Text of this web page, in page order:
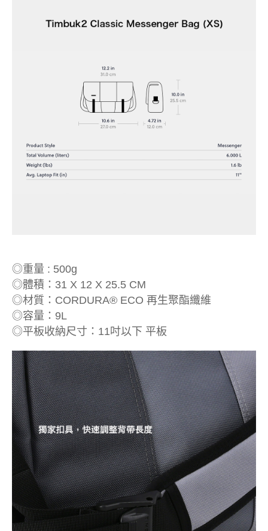
◎重量 : 500g
◎體積：31 X 12 X 25.5 CM
◎材質：CORDURA® ECO 再生聚酯纖維
◎容量：9L
◎平板收納尺寸：11吋以下 平板